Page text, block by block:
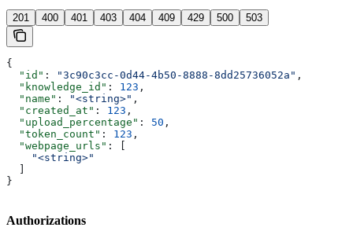
201 400 401 403 404 409 429 500 503
{
  "id"
: "3c90c3cc-0d44-4b50-8888-8dd25736052a" ,
  "knowledge_id"
: 123 ,
  "name"
: "<string>" ,
  "created_at"
: 123 ,
  "upload_percentage"
: 50 ,
  "token_count"
: 123 ,
  "webpage_urls"
: [
    "<string>"
  ]
}
Authorizations